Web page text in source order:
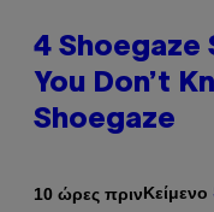
4
You Don’t
Shoegaze
10 ώρες πρινΚείμενο